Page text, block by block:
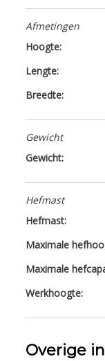
Afmetingen
Hoogte:
Lengte:
Breedte:
Gewicht
Gewicht:
Hefmast
Hefmast:
Maximale
Maximale
Werkhoogte:
Overige